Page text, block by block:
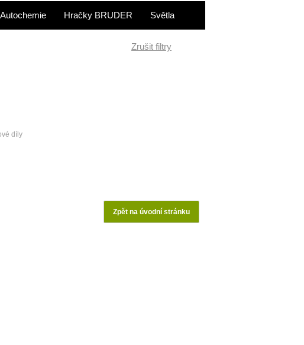
Autochemie Hračky BRUDER Světla
díly
Zpět na úvodní stránku